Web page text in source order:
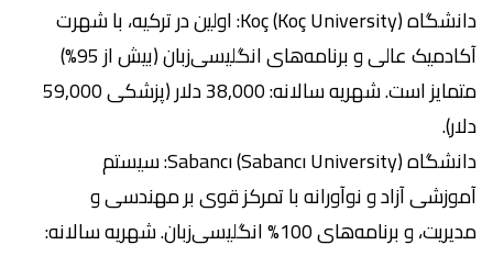
دانشگاه Koç (Koç University): اولین در ترکیه، با شهرت
آکادمیک عالی و برنامه‌های انگلیسی‌زبان (بیش از 95%)
متمایز است. شهریه سالانه: 38,000 دلار (پزشکی 59,000
دلار).
دانشگاه Sabancı (Sabancı University): سیستم
آموزشی آزاد و نوآورانه با تمرکز قوی بر مهندسی و
مدیریت، و برنامه‌های 100% انگلیسی‌زبان. شهریه سالانه: